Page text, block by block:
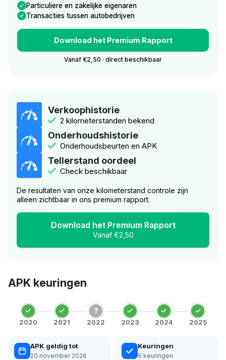
Particuliere en zakelijke eigenaren
Transacties tussen autobedrijven
Download het Premium Rapport
Vanaf €2,50 · direct beschikbaar
Verkoophistorie
2 kilometerstanden bekend
Onderhoudshistorie
Onderhoudsbeurten en APK
Tellerstand oordeel
Check beschikbaar
De resultaten van onze kilometerstand controle zijn
alleen zichtbaar in ons premium rapport.
Download het Premium Rapport
Vanaf €2,50
APK keuringen
2020 2021
?
2022 2023 2024 2025
APK geldig tot
20 november 2026
Keuringen
6 keuringen